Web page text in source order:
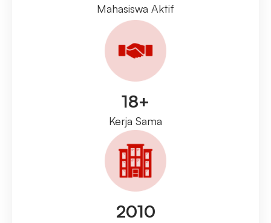
Mahasiswa Aktif
18+
Kerja Sama
2010